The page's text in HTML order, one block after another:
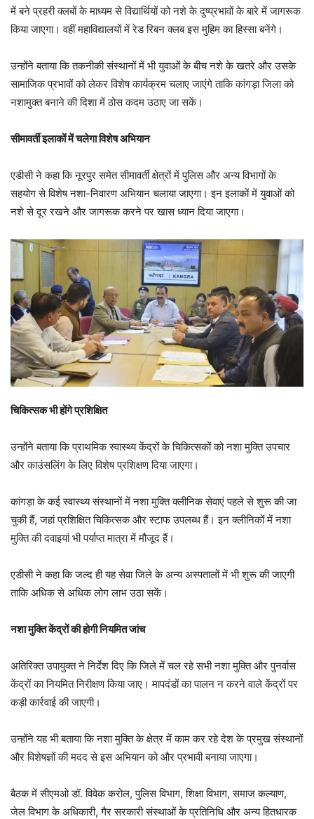
में बने प्रहरी क्लबों के माध्यम से विद्यार्थियों को नशे के दुष्प्रभावों के बारे में जागरूक
किया जाएगा। वहीं महाविद्यालयों में रेड रिबन क्लब इस मुहिम का हिस्सा बनेंगे।
उन्होंने बताया कि तकनीकी संस्थानों में भी युवाओं के बीच नशे के खतरे और उसके
सामाजिक प्रभावों को लेकर विशेष कार्यक्रम चलाए जाएंगे ताकि कांगड़ा जिला को
नशामुक्त बनाने की दिशा में ठोस कदम उठाए जा सकें।
सीमावर्ती इलाकों में चलेगा विशेष अभियान
एडीसी ने कहा कि नूरपुर समेत सीमावर्ती क्षेत्रों में पुलिस और अन्य विभागों के
सहयोग से विशेष नशा-निवारण अभियान चलाया जाएगा। इन इलाकों में युवाओं को
नशे से दूर रखने और जागरूक करने पर खास ध्यान दिया जाएगा।
चिकित्सक भी होंगे प्रशिक्षित
उन्होंने बताया कि प्राथमिक स्वास्थ्य केंद्रों के चिकित्सकों को नशा मुक्ति उपचार
और काउंसलिंग के लिए विशेष प्रशिक्षण दिया जाएगा।
कांगड़ा के कई स्वास्थ्य संस्थानों में नशा मुक्ति क्लीनिक सेवाएं पहले से शुरू की जा
चुकी हैं, जहां प्रशिक्षित चिकित्सक और स्टाफ उपलब्ध हैं। इन क्लीनिकों में नशा
मुक्ति की दवाइयां भी पर्याप्त मात्रा में मौजूद हैं।
एडीसी ने कहा कि जल्द ही यह सेवा जिले के अन्य अस्पतालों में भी शुरू की जाएगी
ताकि अधिक से अधिक लोग लाभ उठा सकें।
नशा मुक्ति केंद्रों की होगी नियमित जांच
अतिरिक्त उपायुक्त ने निर्देश दिए कि जिले में चल रहे सभी नशा मुक्ति और पुनर्वास
केंद्रों का नियमित निरीक्षण किया जाए। मापदंडों का पालन न करने वाले केंद्रों पर
कड़ी कार्रवाई की जाएगी।
उन्होंने यह भी बताया कि नशा मुक्ति के क्षेत्र में काम कर रहे देश के प्रमुख संस्थानों
और विशेषज्ञों की मदद से इस अभियान को और प्रभावी बनाया जाएगा।
बैठक में सीएमओ डॉ. विवेक करोल, पुलिस विभाग, शिक्षा विभाग, समाज कल्याण,
जेल विभाग के अधिकारी, गैर सरकारी संस्थाओं के प्रतिनिधि और अन्य हितधारक